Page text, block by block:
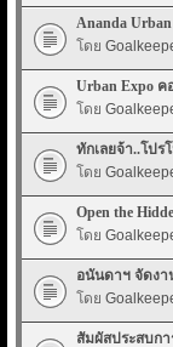
Ananda
โดย
Urban Expo
โดย
ทักเลยจ้า..โป
โดย
Open the
โดย
อนันดาฯ จัดงา
โดย
สัมผัสประสบก